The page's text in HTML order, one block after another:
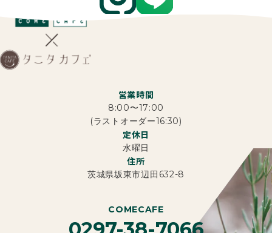
営業時間
8:00〜17:00
(ラストオーダー16:30)
定休日
水曜日
住所
茨城県坂東市辺田632-8
COMECAFE